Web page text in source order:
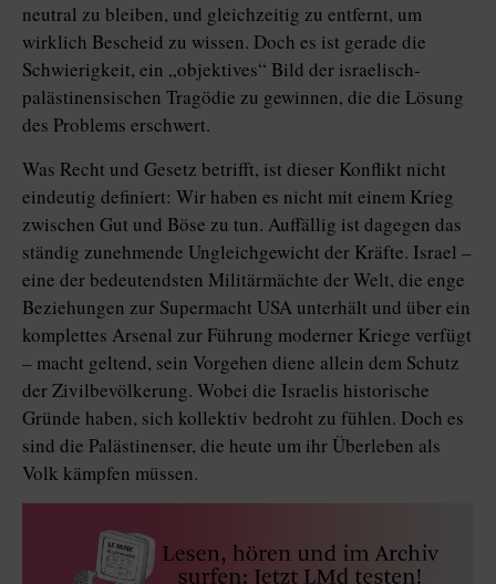
neutral zu bleiben, und gleichzeitig zu entfernt, um
wirklich Bescheid zu wissen. Doch es ist gerade die
Schwierigkeit, ein „objektives“ Bild der israelisch-
palästinensischen Tragödie zu gewinnen, die die Lösung
des Problems erschwert.
Was Recht und Gesetz betrifft, ist dieser Konflikt nicht
eindeutig definiert: Wir haben es nicht mit einem Krieg
zwischen Gut und Böse zu tun. Auffällig ist dagegen das
ständig zunehmende Ungleichgewicht der Kräfte. Israel –
eine der bedeutendsten Militärmächte der Welt, die enge
Beziehungen zur Supermacht USA unterhält und über ein
komplettes Arsenal zur Führung moderner Kriege verfügt
– macht geltend, sein Vorgehen diene allein dem Schutz
der Zivilbevölkerung. Wobei die Israelis historische
Gründe haben, sich kollektiv bedroht zu fühlen. Doch es
sind die Palästinenser, die heute um ihr Überleben als
Volk kämpfen müssen.